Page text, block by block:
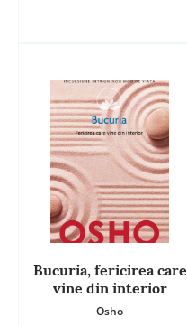
Bucuria, fericirea care
vine din interior
Osho